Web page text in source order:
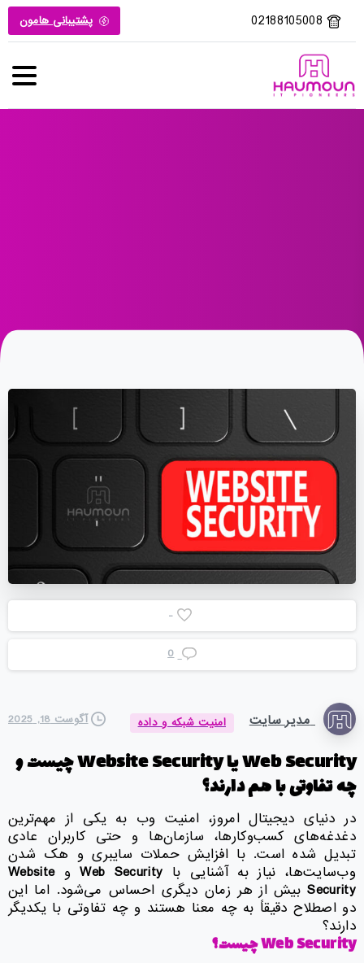
02188105008 پشتیبانی هامون
-
0
مدیر سایت امنیت شبکه و داده آگوست 18, 2025
Web SecurityیاWebsite Security
چیست و
چه تفاوتی با هم دارند؟
در دنیای دیجیتال امروز، امنیت وب به یکی از مهم‌ترین
دغدغه‌های کسب‌وکارها، سازمان‌ها و حتی کاربران عادی
تبدیل شده است. با افزایش حملات سایبری و هک شدن
وب‌سایت‌ها، نیاز به آشنایی با Web SecurityوWebsite
Securityبیش از هر زمان دیگری احساس می‌شود. اما این
دو اصطلاح دقیقاً به چه معنا هستند و چه تفاوتی با یکدیگر
دارند؟
Web Securityچیست؟